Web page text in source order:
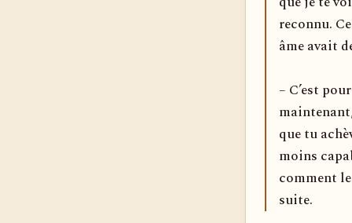
reconnu.
âme avait
– C’est
que tu
moins
comment
suite.